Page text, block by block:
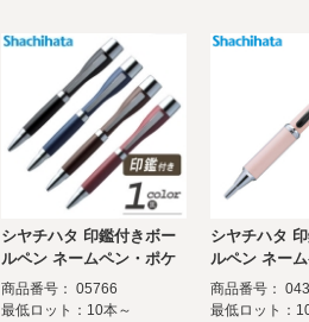
シヤチハタ 印鑑付きボー
ルペン ネームペン・ポケ
ット
商品番号： 05766
最低ロット：10本～
シヤチハタ
ルペン ネー
プレスＳ(カラ
商品番号：
最低ロット：